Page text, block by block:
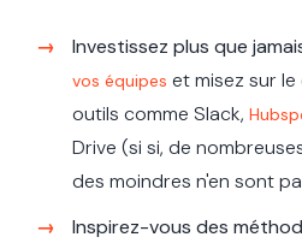
Investissez plus que
vos équipes et misez sur
outils comme Slack,
Drive (si si, de
des moindres n'en sont
Inspirez-vous des